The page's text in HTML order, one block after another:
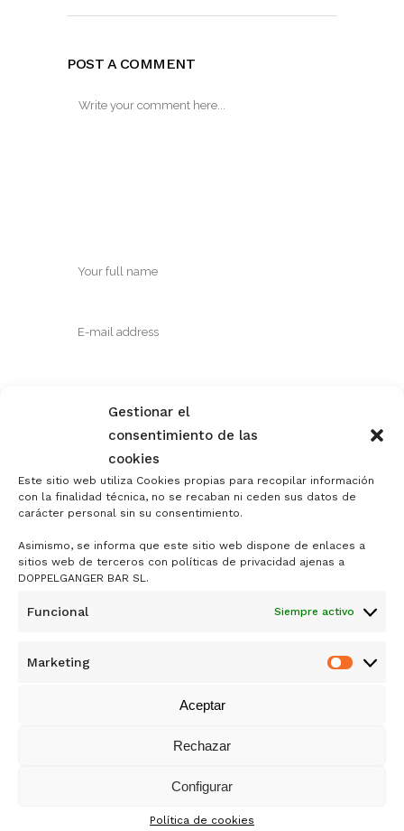
Gestionar el
consentimiento de las
cookies
Este sitio web utiliza Cookies propias para recopilar información
con la finalidad técnica, no se recaban ni ceden sus datos de
carácter personal sin su consentimiento.
Asimismo, se informa que este sitio web dispone de enlaces a
sitios web de terceros con políticas de privacidad ajenas a
DOPPELGANGER BAR SL.
Funcional Siempre activo
Marketing
Aceptar
Rechazar
Configurar
Política de cookies
POST A COMMENT
Save my name, email, and website in this
browser for the next time I comment.
DOPPELGÄNGER
DE SAMY ALI RANDO
CALLE DE SANTA ISABEL 5, 28012 MADRID